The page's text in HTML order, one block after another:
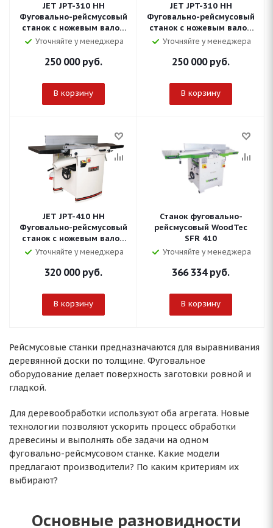
JET JPT-310 HH
Фуговально-рейсмусовый
станок с ножевым валом
«helical» 230 В
Уточняйте у менеджера
250 000руб.
В корзину
JET JPT-310 HH
Фуговально-рейсмусовый
станок с ножевым валом
«helical» 400 В
Уточняйте у менеджера
250 000руб.
В корзину
JET JPT-410 HH
Фуговально-рейсмусовый
станок с ножевым валом
«helical»
Уточняйте у менеджера
320 000руб.
В корзину
Станок фуговально-
рейсмусовый WoodTec
SFR 410
Уточняйте у менеджера
366 334руб.
В корзину
Рейсмусовые станки предназначаются для выравнивания
деревянной доски по толщине. Фуговальное
оборудование делает поверхность заготовки ровной и
гладкой.
Для деревообработки используют оба агрегата. Новые
технологии позволяют ускорить процесс обработки
древесины и выполнять обе задачи на одном
фуговально-рейсмусовом станке. Какие модели
предлагают производители? По каким критериям их
выбирают?
Основные разновидности